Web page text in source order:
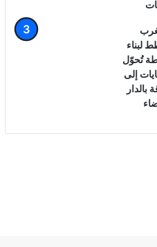
لبناء
تُحوّل
إلى
بالدار